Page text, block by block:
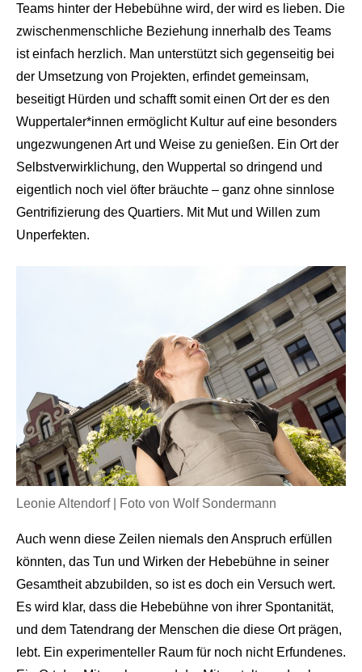
Teams hinter der Hebebühne wird, der wird es lieben. Die
zwischenmenschliche Beziehung innerhalb des Teams
ist einfach herzlich. Man unterstützt sich gegenseitig bei
der Umsetzung von Projekten, erfindet gemeinsam,
beseitigt Hürden und schafft somit einen Ort der es den
Wuppertaler*innen ermöglicht Kultur auf eine besonders
ungezwungenen Art und Weise zu genießen. Ein Ort der
Selbstverwirklichung, den Wuppertal so dringend und
eigentlich noch viel öfter bräuchte – ganz ohne sinnlose
Gentrifizierung des Quartiers. Mit Mut und Willen zum
Unperfekten.
Leonie Altendorf | Foto von Wolf Sondermann
Auch wenn diese Zeilen niemals den Anspruch erfüllen
könnten, das Tun und Wirken der Hebebühne in seiner
Gesamtheit abzubilden, so ist es doch ein Versuch wert.
Es wird klar, dass die Hebebühne von ihrer Spontanität,
und dem Tatendrang der Menschen die diese Ort prägen,
lebt. Ein experimenteller Raum für noch nicht Erfundenes.